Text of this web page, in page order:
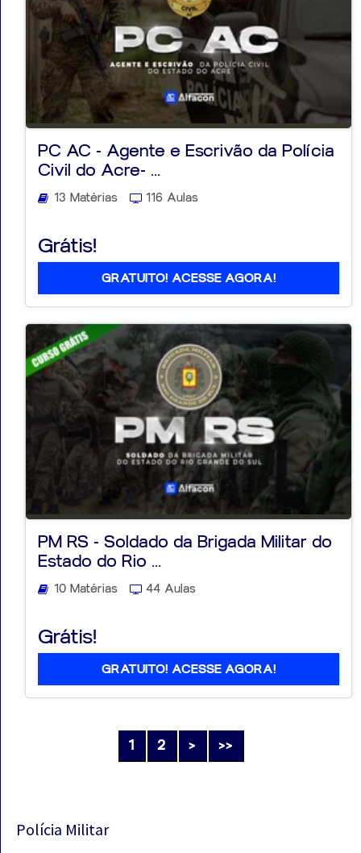
PC AC - Agente e Escrivão da Polícia
Civil do Acre- ...
13 Matérias 116 Aulas
Grátis!
GRATUITO! ACESSE AGORA!
PM RS - Soldado da Brigada Militar do
Estado do Rio ...
10 Matérias 44 Aulas
Grátis!
GRATUITO! ACESSE AGORA!
1 2 > >>
Polícia Militar